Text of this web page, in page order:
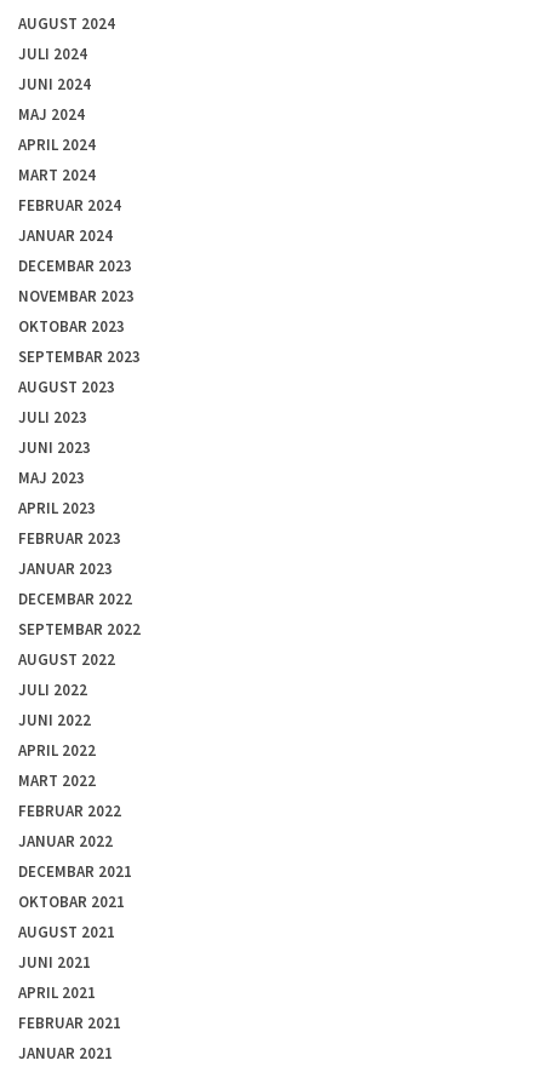
AUGUST 2024
JULI 2024
JUNI 2024
MAJ 2024
APRIL 2024
MART 2024
FEBRUAR 2024
JANUAR 2024
DECEMBAR 2023
NOVEMBAR 2023
OKTOBAR 2023
SEPTEMBAR 2023
AUGUST 2023
JULI 2023
JUNI 2023
MAJ 2023
APRIL 2023
FEBRUAR 2023
JANUAR 2023
DECEMBAR 2022
SEPTEMBAR 2022
AUGUST 2022
JULI 2022
JUNI 2022
APRIL 2022
MART 2022
FEBRUAR 2022
JANUAR 2022
DECEMBAR 2021
OKTOBAR 2021
AUGUST 2021
JUNI 2021
APRIL 2021
FEBRUAR 2021
JANUAR 2021